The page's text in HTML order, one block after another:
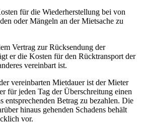
für die Wiederherstellung bei von
oder Mängeln an der Mietsache zu
Vertrag zur Rücksendung der
er die Kosten für den Rücktransport der
vereinbart ist.
vereinbarten Mietdauer ist der Mieter
für jeden Tag der Überschreitung einen
entsprechenden Betrag zu bezahlen. Die
hinaus gehenden Schadens behält
vor.